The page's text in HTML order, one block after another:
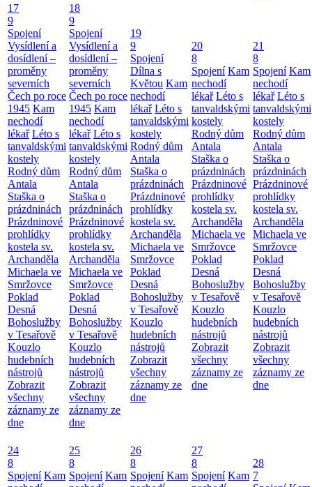
17
9
Spojení
Vysídlení a
dosídlení –
proměny
severních
Čech po roce
1945 Kam
nechodí
lékař Léto s
tanvaldskými
kostely
Rodný dům
Antala
Staška o
prázdninách
Prázdninové
prohlídky
kostela sv.
Archanděla
Michaela ve
Smržovce
Poklad
Desná
Bohoslužby
v Tesařově
Kouzlo
hudebních
nástrojů
Zobrazit
všechny
záznamy ze
dne
18
9
Spojení
Vysídlení a
dosídlení –
proměny
severních
Čech po roce
1945 Kam
nechodí
lékař Léto s
tanvaldskými
kostely
Rodný dům
Antala
Staška o
prázdninách
Prázdninové
prohlídky
kostela sv.
Archanděla
Michaela ve
Smržovce
Poklad
Desná
Bohoslužby
v Tesařově
Kouzlo
hudebních
nástrojů
Zobrazit
všechny
záznamy ze
dne
19
9
Spojení
Dílna s
Květou Kam
nechodí
lékař Léto s
tanvaldskými
kostely
Rodný dům
Antala
Staška o
prázdninách
Prázdninové
prohlídky
kostela sv.
Archanděla
Michaela ve
Smržovce
Poklad
Desná
Bohoslužby
v Tesařově
Kouzlo
hudebních
nástrojů
Zobrazit
všechny
záznamy ze
dne
20
8
Spojení Kam
nechodí
lékař Léto s
tanvaldskými
kostely
Rodný dům
Antala
Staška o
prázdninách
Prázdninové
prohlídky
kostela sv.
Archanděla
Michaela ve
Smržovce
Poklad
Desná
Bohoslužby
v Tesařově
Kouzlo
hudebních
nástrojů
Zobrazit
všechny
záznamy ze
dne
21
8
Spojení Kam
nechodí
lékař Léto s
tanvaldskými
kostely
Rodný dům
Antala
Staška o
prázdninách
Prázdninové
prohlídky
kostela sv.
Archanděla
Michaela ve
Smržovce
Poklad
Desná
Bohoslužby
v Tesařově
Kouzlo
hudebních
nástrojů
Zobrazit
všechny
záznamy ze
dne
24
8
Spojení Kam
25
8
Spojení Kam
26
8
Spojení Kam
27
8
Spojení Kam
28
7